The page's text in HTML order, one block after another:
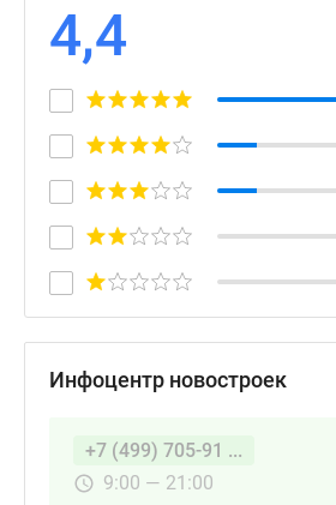
4,4
Инфоцентр новостроек
+7 (499) 705-91 ...
9:00 — 21:00